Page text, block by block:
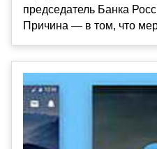
председатель Банка
Причина — в том, что